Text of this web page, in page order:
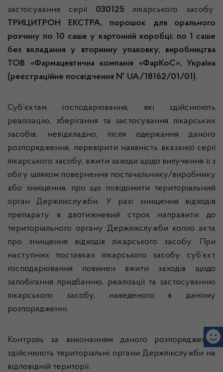
застосування серії 030125лікарського засобу
ТРИЦИТРОН ЕКСТРА, порошок для орального
розчину по 10 саше у картонній коробці; по 1 саше
без вкладання у вторинну упаковку, виробництва
ТОВ «Фармацевтична компанія «ФарКоС», Україна
(реєстраційне посвідчення № UA/18162/01/01).
Суб’єктам господарювання, які здійснюють
реалізацію, зберігання та застосування лікарських
засобів, невідкладно, після одержання даного
розпорядження, перевірити наявність вказаної серії
лікарського засобу, вжити заходи щодо вилучення її з
обігу шляхом повернення постачальнику/виробнику
або знищення, про що повідомити територіальний
орган Держлікслужби. У разі знищення відходів
препарату в двотижневий строк направити до
територіального органу Держлікслужби копію акта
про знищення відходів лікарського засобу. При
наступних поставках лікарського засобу суб’єкт
господарювання повинен вжити заходів щодо
запобігання придбанню, реалізації та застосуванню
лікарського засобу, наведеного в даному
розпорядженні.
Контроль за виконанням даного розпорядження
здійснюють територіальні органи Держлікслужби на
відповідній території.